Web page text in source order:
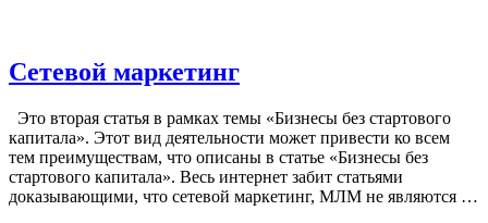
Сетевой маркетинг
Это вторая статья в рамках темы «Бизнесы без стартового
капитала». Этот вид деятельности может привести ко всем
тем преимуществам, что описаны в статье «Бизнесы без
стартового капитала». Весь интернет забит статьями
доказывающими, что сетевой маркетинг, МЛМ не являются …